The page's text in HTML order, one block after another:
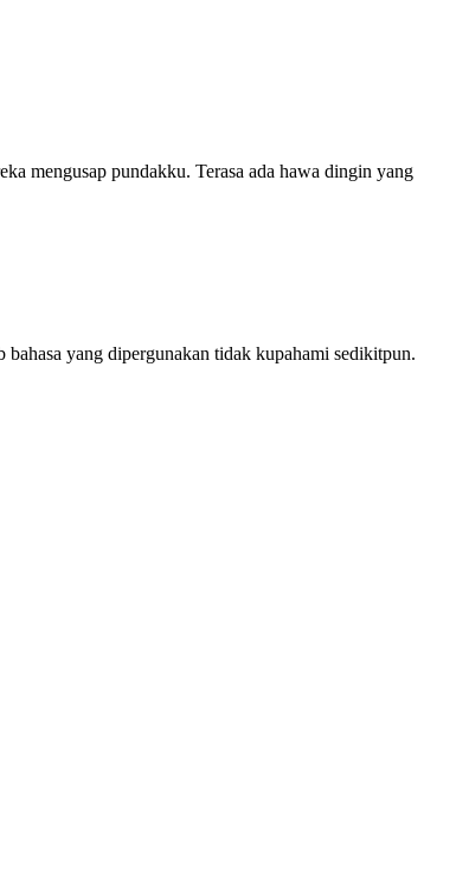
mengusap pundakku. Terasa ada hawa dingin yang
yang dipergunakan tidak kupahami sedikitpun.